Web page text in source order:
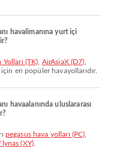
havalimanına yurt içi
Yolları (TK) AirAsiaX (D7)
için en popüler havayollarıdır.
havaalanında uluslararası
pegasus hava yolları (PC)
(XY)